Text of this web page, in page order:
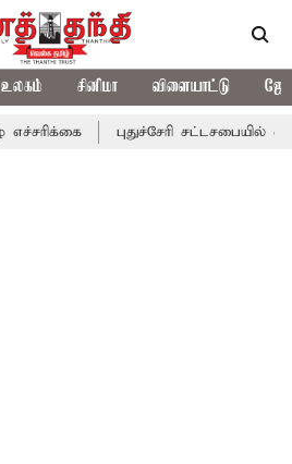
உலகம் சினிமா விளையாட்டு
புதுச்சேரி சட்டசபையில் வரும் 24ம்